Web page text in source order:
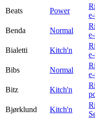
Beats
Power
Benda
Normal
Bialetti
Kitch'n
Bibs
Normal
Bitz
Kitch'n
Bjørklund
Kitch'n